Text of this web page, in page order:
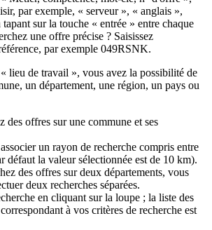
par exemple, « serveur », « anglais »,
tapant sur la touche « entrée » entre chaque
une offre précise ? Saisissez
par exemple 049RSNK.
lieu de travail », vous avez la possibilité de
un département, une région, un pays ou
des offres sur une commune et ses
un rayon de recherche compris entre
défaut la valeur sélectionnée est de 10 km).
des offres sur deux départements, vous
deux recherches séparées.
en cliquant sur la loupe ; la liste des
à vos critères de recherche est